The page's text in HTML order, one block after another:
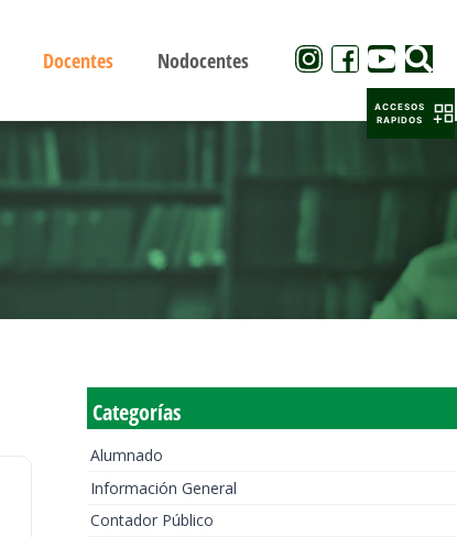
Docentes Nodocentes
Categorías
Alumnado
Información General
Contador Público
ACCESOS
RAPIDOS